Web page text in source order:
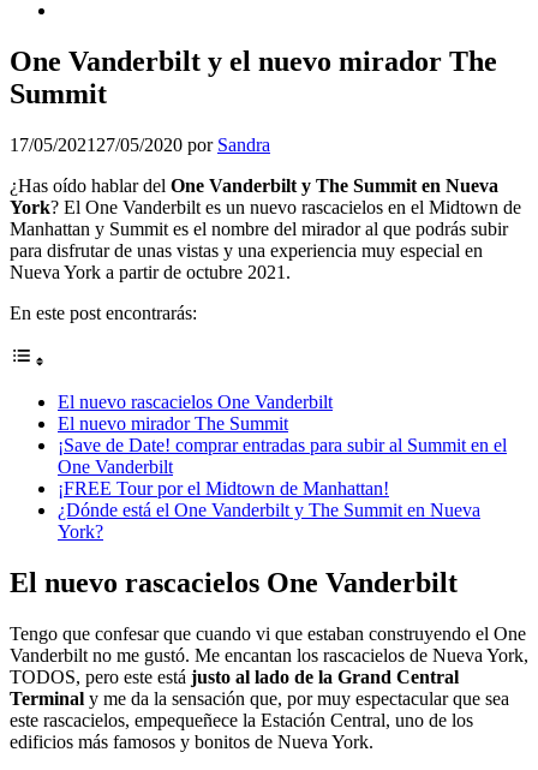
One Vanderbilt y el nuevo mirador The
Summit
17/05/2021 27/05/2020 por Sandra
¿Has oído hablar del One Vanderbilt y The Summit en Nueva
York? El One Vanderbilt es un nuevo rascacielos en el Midtown de
Manhattan y Summit es el nombre del mirador al que podrás subir
para disfrutar de unas vistas y una experiencia muy especial en
Nueva York a partir de octubre 2021.
En este post encontrarás:
El nuevo rascacielos One Vanderbilt
El nuevo mirador The Summit
¡Save de Date! comprar entradas para subir al Summit en el
One Vanderbilt
¡FREE Tour por el Midtown de Manhattan!
¿Dónde está el One Vanderbilt y The Summit en Nueva
York?
El nuevo rascacielos One Vanderbilt
Tengo que confesar que cuando vi que estaban construyendo el One
Vanderbilt no me gustó. Me encantan los rascacielos de Nueva York,
TODOS, pero este está justo al lado de la Grand Central
Terminal y me da la sensación que, por muy espectacular que sea
este rascacielos, empequeñece la Estación Central, uno de los
edificios más famosos y bonitos de Nueva York.